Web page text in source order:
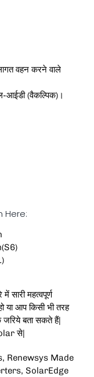
वहन करने वाले
आईडी (वैकल्पिक)।
Here:
सारी महत्वपूर्ण
या आप किसी भी तरह
जरिये बता सकते हैं|
से|
, Renewsys Made
, SolarEdge